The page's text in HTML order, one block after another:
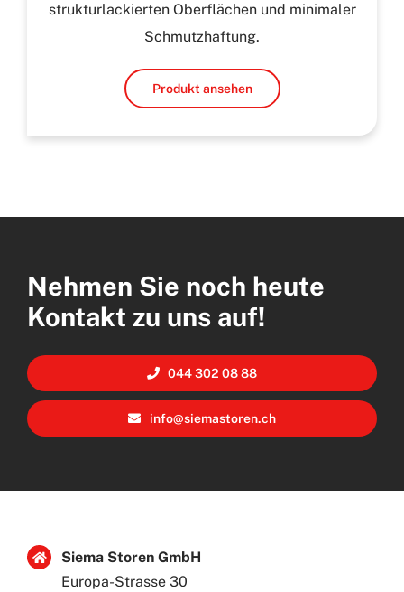
strukturlackierten Oberflächen und minimaler
Schmutzhaftung.
Produkt ansehen
Nehmen Sie noch heute
Kontakt zu uns auf!
044 302 08 88
info@siemastoren.ch
Siema Storen GmbH
Europa-Strasse 30